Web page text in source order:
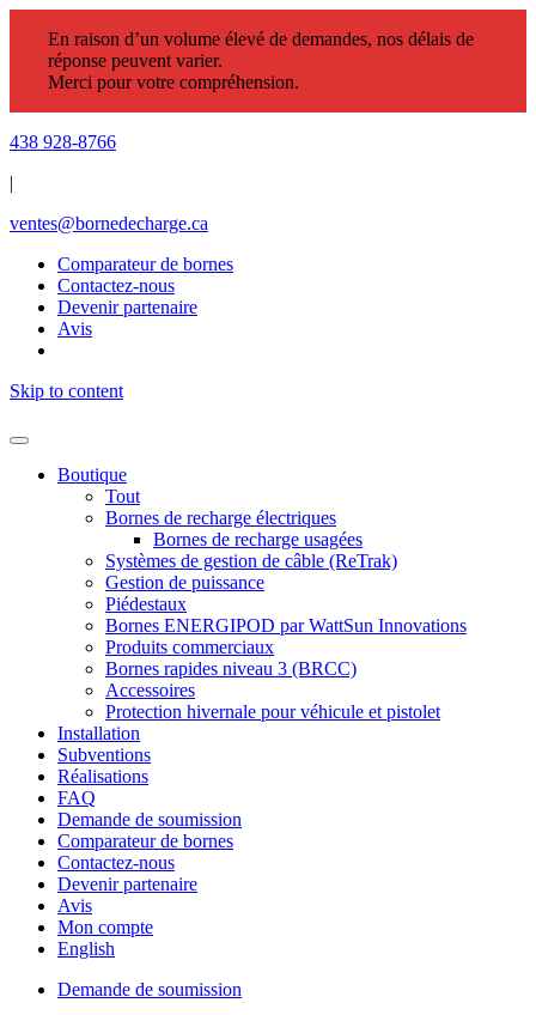
En raison d’un volume élevé de demandes, nos délais de
réponse peuvent varier.
Merci pour votre compréhension.
438 928-8766
|
ventes@bornedecharge.ca
Comparateur de bornes
Contactez-nous
Devenir partenaire
Avis
Skip to content
Boutique
Tout
Bornes de recharge électriques
Bornes de recharge usagées
Systèmes de gestion de câble (ReTrak)
Gestion de puissance
Piédestaux
Bornes ENERGIPOD par WattSun Innovations
Produits commerciaux
Bornes rapides niveau 3 (BRCC)
Accessoires
Protection hivernale pour véhicule et pistolet
Installation
Subventions
Réalisations
FAQ
Demande de soumission
Comparateur de bornes
Contactez-nous
Devenir partenaire
Avis
Mon compte
English
Demande de soumission